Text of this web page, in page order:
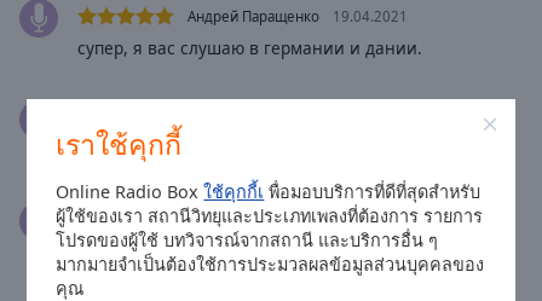
เราใช้คุกกี้
Online Radio Boxใช้คุกกี้เ พื่อมอบบริการที่ดีที่สุดสำหรับ
ผู้ใช้ของเรา สถานีวิทยุและประเภทเพลงที่ต้องการ รายการ
โปรดของผู้ใช้ บทวิจารณ์จากสถานี และบริการอื่น ๆ
มากมายจำเป็นต้องใช้การประมวลผลข้อมูลส่วนบุคคลของ
คุณ
Андрей Паращенко 19.04.2021
супер, я вас слушаю в германии и дании.
Очень люблю ваше радио Спасибо Литва
Irina Fadejeva 21.12.2020
Spasibo cto Vy jest,vase rusradijo podnimajet
nastrojenije